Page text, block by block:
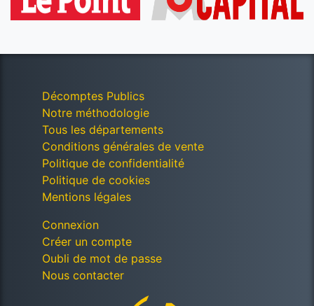
Décomptes Publics
Notre méthodologie
Tous les départements
Conditions générales de vente
Politique de confidentialité
Politique de cookies
Mentions légales
Connexion
Créer un compte
Oubli de mot de passe
Nous contacter